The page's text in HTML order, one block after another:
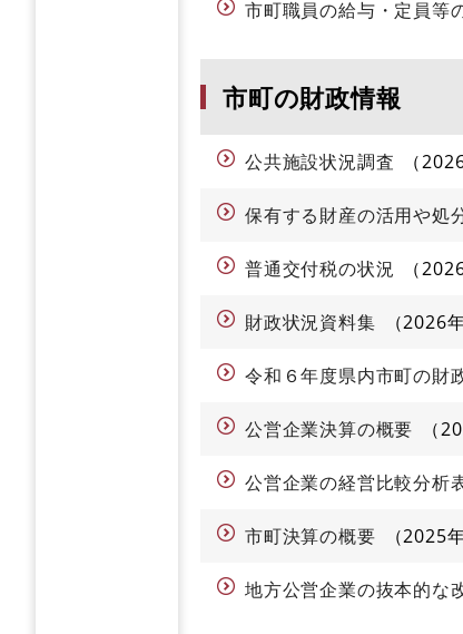
市町職員の給与・定員等
市町の財政情報
公共施設状況調査
保有する財産の活用や処
普通交付税の状況
財政状況資料集 2026
令和６年度県内市町の財
公営企業決算の概要
公営企業の経営比較分析
市町決算の概要 2025
地方公営企業の抜本的な